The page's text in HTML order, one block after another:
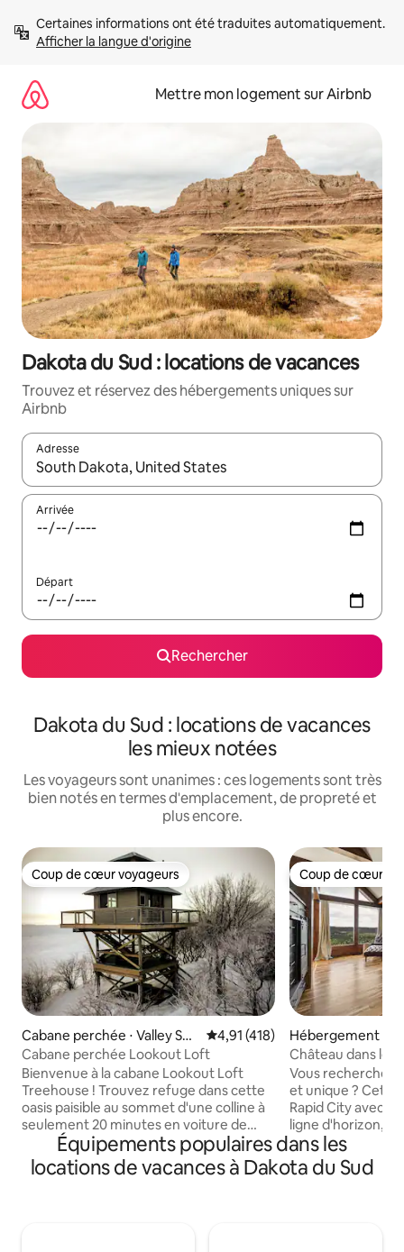
directement
Afficher la langue d'origine
Mettre mon logement sur Airbnb
Dakota du Sud : locations de vacances
Trouvez et réservez des hébergements uniques sur
Airbnb
Adresse
Lorsque les résultats s'affichent, utilisez les flèches vers le
Arrivée
Départ
Rechercher
Dakota du Sud : locations de vacances
les mieux notées
Les voyageurs sont unanimes : ces logements sont très
bien notés en termes d'emplacement, de propreté et
plus encore.
Coup de cœur voyageurs
Coup de cœur voyageurs
Cabane perchée ⋅ Valley Spri
ngs
Évaluation moyenne sur la
4,91 (418)
Cabane perchée Lookout Loft
Bienvenue à la cabane Lookout Loft
Treehouse ! Trouvez refuge dans cette
oasis paisible au sommet d'une colline à
seulement 20 minutes en voiture de
Sioux Falls, SD. Dormez dans les nuages
sur votre matelas à plateau coussin de
rêve, réveillez-vous avec une vue
Coup de cœur
Coup de cœur
Hébergement ⋅
Château dans le
Vous recherchez
et unique ? Cette
Rapid City avec
ligne d'horizon,
parfaite que les
la ville. Cette maison unique est un
mélange
Équipements populaires dans les
locations de vacances à Dakota du Sud